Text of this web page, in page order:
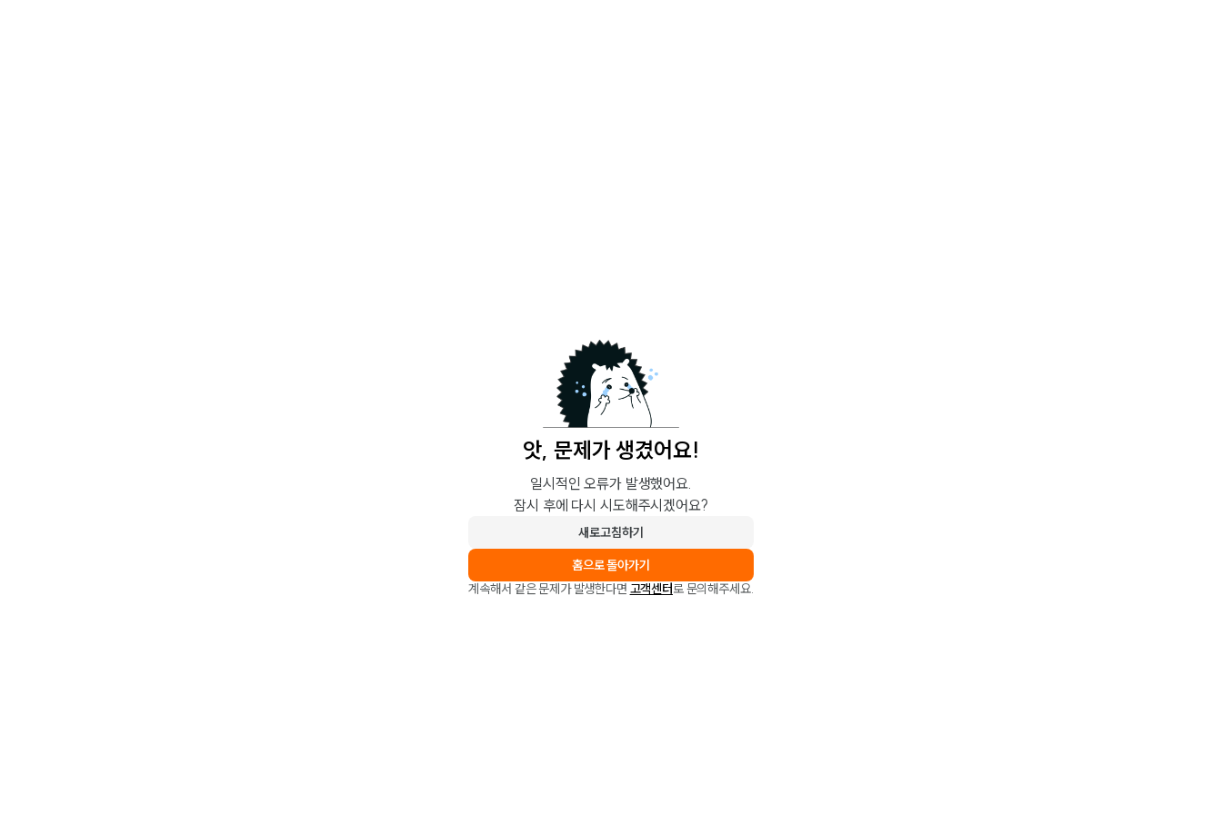
앗, 문제가 생겼어요!
일시적인 오류가 발생했어요.
잠시 후에 다시 시도해주시겠어요?
새로고침하기
홈으로 돌아가기
계속해서 같은 문제가 발생한다면 고객센터로 문의해주세요.